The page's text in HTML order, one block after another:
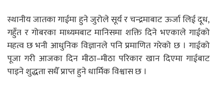
स्थानीय जातका गाईमा हुने जुरोले सूर्य र चन्द्रमाबाट ऊर्जा लिई दूध,
गहुँत र गोबरका माध्यमबाट मानिसमा शक्ति दिने भएकाले गाईको
महत्व छ भनी आधुनिक विज्ञानले पनि प्रमाणित गरेको छ । गाईको
पूजा गरी आजका दिन मीठा–मीठा परिकार खान दिएमा गाईबाट
पाइने शुद्धता सधैँ प्राप्त हुने धार्मिक विश्वास छ ।